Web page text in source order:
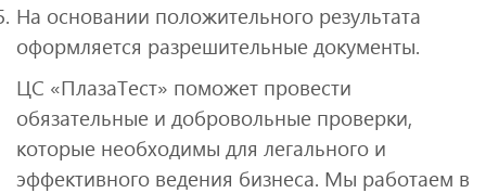
На основании положительного результата
оформляется разрешительные документы.
ЦС «ПлазаТест» поможет провести
обязательные и добровольные проверки,
которые необходимы для легального и
эффективного ведения бизнеса. Мы работаем в